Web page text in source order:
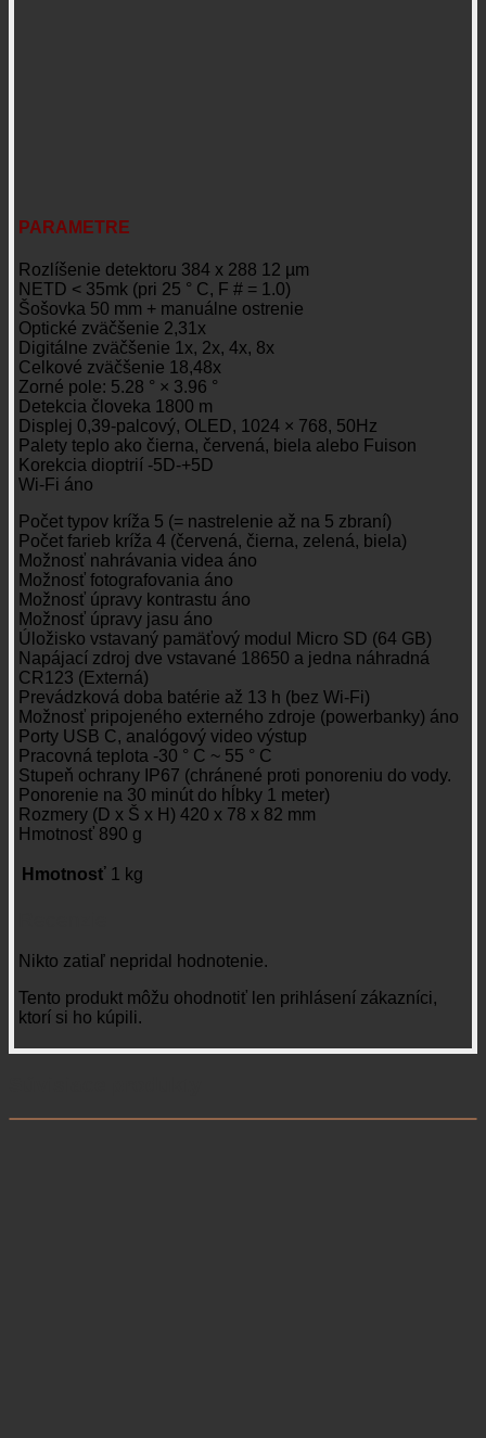
PARAMETRE
Rozlíšenie detektoru 384 x 288 12 µm
NETD < 35mk (pri 25 ° C, F # = 1.0)
Šošovka 50 mm + manuálne ostrenie
Optické zväčšenie 2,31x
Digitálne zväčšenie 1x, 2x, 4x, 8x
Celkové zväčšenie 18,48x
Zorné pole: 5.28 ° × 3.96 °
Detekcia človeka 1800 m
Displej 0,39-palcový, OLED, 1024 × 768, 50Hz
Palety teplo ako čierna, červená, biela alebo Fuison
Korekcia dioptrií -5D-+5D
Wi-Fi áno
Počet typov kríža 5 (= nastrelenie až na 5 zbraní)
Počet farieb kríža 4 (červená, čierna, zelená, biela)
Možnosť nahrávania videa áno
Možnosť fotografovania áno
Možnosť úpravy kontrastu áno
Možnosť úpravy jasu áno
Úložisko vstavaný pamäťový modul Micro SD (64 GB)
Napájací zdroj dve vstavané 18650 a jedna náhradná
CR123 (Externá)
Prevádzková doba batérie až 13 h (bez Wi-Fi)
Možnosť pripojeného externého zdroje (powerbanky) áno
Porty USB C, analógový video výstup
Pracovná teplota -30 ° C ~ 55 ° C
Stupeň ochrany IP67 (chránené proti ponoreniu do vody.
Ponorenie na 30 minút do hĺbky 1 meter)
Rozmery (D x Š x H) 420 x 78 x 82 mm
Hmotnosť 890 g
Hmotnosť 1 kg
Nikto zatiaľ nepridal hodnotenie.
Tento produkt môžu ohodnotiť len prihlásení zákazníci,
ktorí si ho kúpili.